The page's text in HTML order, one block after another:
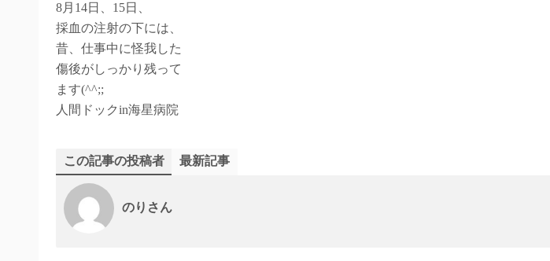
8月14日、15日、
採血の注射の下には、
昔、仕事中に怪我した
傷後がしっかり残って
ます(^^;;
人間ドックin海星病院
この記事の投稿者 最新記事
のりさん